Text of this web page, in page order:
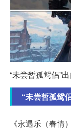
“未尝暂孤鸳侣”
“未尝暂孤鸳
《永遇乐（春情）